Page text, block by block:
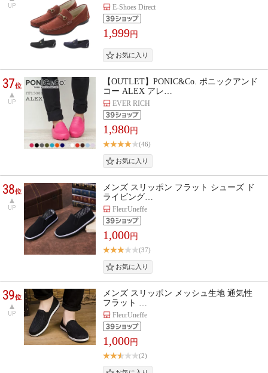
UP E-Shoes Direct
1,999円
37位
UP
【OUTLET】PONIC&Co. ポニックアンド
コー ALEX アレ…
EVER RICH
1,980円
(46)
38位
UP
メンズ スリッポン フラット シューズ ド
ライビング…
FleurUneffe
1,000円
(37)
39位
UP
メンズ スリッポン メッシュ生地 通気性
フラット …
FleurUneffe
1,000円
(2)